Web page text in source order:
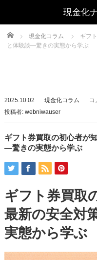
Home 現金化コラム
ギフ
と体験談—驚きの実態から学ぶ
2025.10.02 現金化コラム
ギ
ト
券
心
が
べ
コ
投稿者: webniwauser
ギフト券買取の初心者が
—驚きの実態から学ぶ
ギフト券買取
最新の安全対
実態から学ぶ